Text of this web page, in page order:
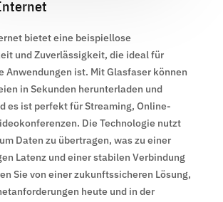
bietet eine beispiellose
und Zuverlässigkeit, die ideal für
Anwendungen ist. Mit Glasfaser können
in Sekunden herunterladen und
es ist perfekt für Streaming, Online-
Die Technologie nutzt
Daten zu übertragen, was zu einer
Latenz und einer stabilen Verbindung
Sie von einer zukunftssicheren Lösung,
heute und in der